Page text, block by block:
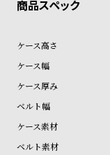
t
l
o
g
h
o
p